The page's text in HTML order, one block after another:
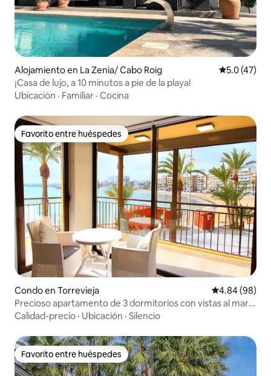
Alojamiento en La Zenia/ Cabo Roig Calificación
5.0 (47)
¡Casa de lujo, a 10 minutos a pie de la playa!
Ubicación · Familiar · Cocina
Favorito entre huéspedes
Favorito entre huéspedes
Condo en Torrevieja Calificación
4.84 (98)
Precioso apartamento de 3 dormitorios con vistas al mar
en Torrevieja
Calidad-precio · Ubicación · Silencio
Favorito entre huéspedes
Favorito entre huéspedes